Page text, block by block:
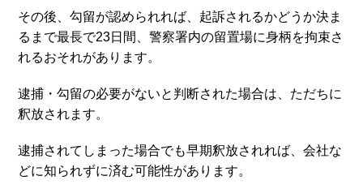
その後、勾留が認められれば、起訴されるかどうか決ま
るまで最長で23日間、警察署内の留置場に身柄を拘束さ
れるおそれがあります。
逮捕・勾留の必要がないと判断された場合は、ただちに
釈放されます。
逮捕されてしまった場合でも早期釈放されれば、会社な
どに知られずに済む可能性があります。